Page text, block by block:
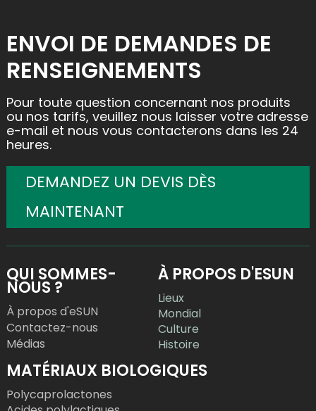
ENVOI DE DEMANDES DE
RENSEIGNEMENTS
Pour toute question concernant nos produits
ou nos tarifs, veuillez nous laisser votre adresse
e-mail et nous vous contacterons dans les 24
heures.
DEMANDEZ UN DEVIS DÈS
MAINTENANT
QUI SOMMES-
NOUS ?
À propos d'eSUN
Contactez-nous
Médias
À PROPOS D'ESUN
Lieux
Mondial
Culture
Histoire
MATÉRIAUX BIOLOGIQUES
Polycaprolactones